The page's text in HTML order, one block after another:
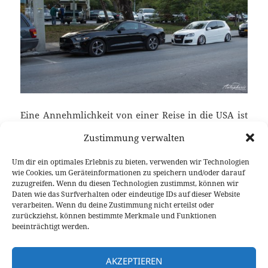
Zustimmung verwalten
Um dir ein optimales Erlebnis zu bieten, verwenden wir Technologien
wie Cookies, um Geräteinformationen zu speichern und/oder darauf
zuzugreifen. Wenn du diesen Technologien zustimmst, können wir
Daten wie das Surfverhalten oder eindeutige IDs auf dieser Website
verarbeiten. Wenn du deine Zustimmung nicht erteilst oder
zurückziehst, können bestimmte Merkmale und Funktionen
beeinträchtigt werden.
AKZEPTIEREN
Eine Annehmlichkeit von einer Reise in die USA ist
nicht gibt. Ein perfektes Beispiel hierfür wäre der
neue Ford Mustang ecoboost, den wir uns auf der
Reise durch Florida einfach Mal für eine kurze
Probefahrt genommen haben. Folglich ein kurzer
und übersichtlicher Fahrbericht mit dem neuen
‚Stang.
weiterlesen